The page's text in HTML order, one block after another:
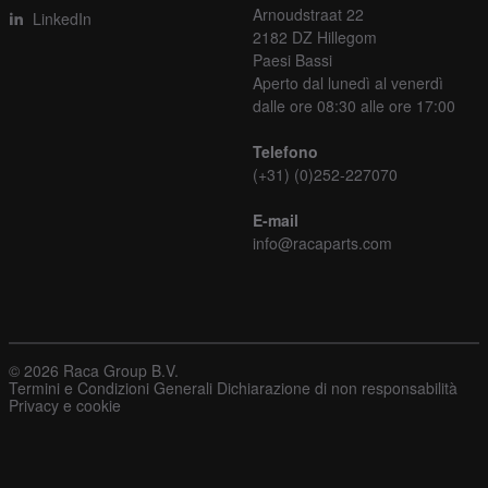
LinkedIn
Arnoudstraat 22
2182 DZ Hillegom
Paesi Bassi
Aperto dal lunedì al venerdì
dalle ore 08:30 alle ore 17:00
Telefono
(+31) (0)252-227070
E-mail
info@racaparts.com
© 2026 Raca Group B.V.
Termini e Condizioni Generali Dichiarazione di non responsabilità
Privacy e cookie